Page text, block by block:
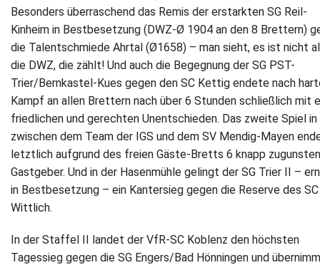
Impressum
Datenschutz
Besonders überraschend das Remis der erstarkten SG Reil-
Kinheim in Bestbesetzung (DWZ-Ø 1904 an den 8 Brettern)
die Talentschmiede Ahrtal (Ø1658) – man sieht, es ist nicht
die DWZ, die zählt! Und auch die Begegnung der SG PST-
Trier/Bernkastel-Kues gegen den SC Kettig endete nach
Kampf an allen Brettern nach über 6 Stunden schließlich mit
friedlichen und gerechten Unentschieden. Das zweite Spiel in
zwischen dem Team der IGS und dem SV Mendig-Mayen
letztlich aufgrund des freien Gäste-Bretts 6 knapp
Gastgeber. Und in der Hasenmühle gelingt der SG Trier II –
in Bestbesetzung – ein Kantersieg gegen die Reserve des SC
Wittlich.
In der Staffel II landet der VfR-SC Koblenz den höchsten
Tagessieg gegen die SG Engers/Bad Hönningen und